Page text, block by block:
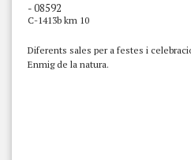
- 08592
C-1413b km 10
Diferents sales per a festes i
Enmig de la natura.